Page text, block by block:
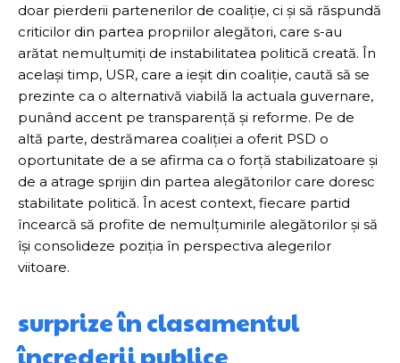
doar pierderii partenerilor de coaliție, ci și să răspundă
criticilor din partea propriilor alegători, care s-au
arătat nemulțumiți de instabilitatea politică creată. În
același timp, USR, care a ieșit din coaliție, caută să se
prezinte ca o alternativă viabilă la actuala guvernare,
punând accent pe transparență și reforme. Pe de
altă parte, destrămarea coaliției a oferit PSD o
oportunitate de a se afirma ca o forță stabilizatoare și
de a atrage sprijin din partea alegătorilor care doresc
stabilitate politică. În acest context, fiecare partid
încearcă să profite de nemulțumirile alegătorilor și să
își consolideze poziția în perspectiva alegerilor
viitoare.
surprize în clasamentul
încrederii publice